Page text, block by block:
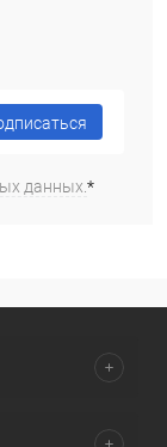
данных.*